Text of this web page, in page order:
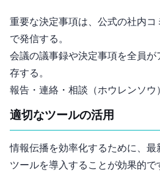
重要な決定事項は、公式の社内
で発信する。
会議の議事録や決定事項を全員
存する。
報告・連絡・相談（ホウレンソウ
2. 適切なツールの活用
情報伝播を効率化するために、
ツールを導入することが効果的で